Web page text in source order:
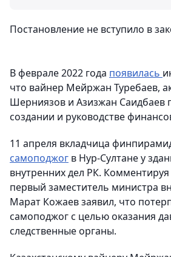
Постановление не вступило в
В феврале 2022 года появилась
что вайнер Мейржан Туребаев,
Шерниязов и Азизжан Саидбаев
создании и руководстве
11 апреля вкладчица
самоподжог в Нур-Султане у
внутренних дел РК.
первый заместитель министра
Марат Кожаев заявил, что
самоподжог с целью оказания
следственные органы.